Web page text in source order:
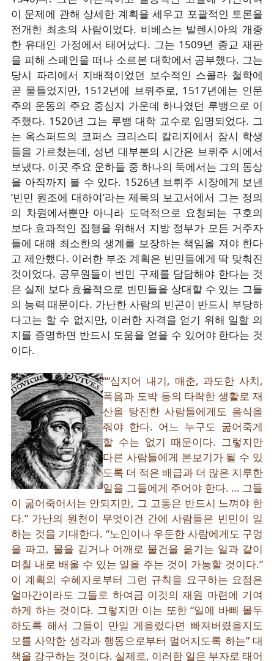
이 문제에 관해 상세한 계획을 세우고 포괄적인 토론을
전개한 최초의 사람이었다. 비베스는 발렌시아의 개종
한 유대인 가정에서 태어났다. 그는 1509년 종교 재판
을 피해 스페인을 떠나 소르본 대학에서 공부했다. 그는
당시 파리에서 지배적이었던 보수적인 스콜라 철학에
곧 물들었지만, 1512년에 브뤼주로, 1517년에는 인문
주의 운동의 주요 중심지 가운데 하나였던 루뱅으로 이
주했다. 1520년 그는 루뱅 대학 교수로 임명되었다. 그
는 옥스퍼드의 코퍼스 크리스티 칼리지에서 잠시 학생
들을 가르쳤는데, 성년 대부분의 시간은 브뤼주 시에서
보냈다. 이곳 주요 운하들 중 하나의 둑에서는 그의 동상
을 아직까지 볼 수 있다. 1526년 브뤼주 시장에게 보낸
‘빈민 원조에 대하여’라는 제목의 보고서에서 그는 정의
의 차원에서뿐만 아니라 도덕적으로 요청되는 구호의
보다 효과적인 집행을 위해서 지방 정부가 모든 거주자
들에 대해 최소한의 생계를 보장하는 책임을 져야 한다
고 제안했다. 이러한 부조 계획은 빈민들에게 딱 맞춰진
것이었다. 공무원들이 빈민 구제를 담담해야 한다는 것
은 실제 보다 효율적으로 빈민들을 상대할 수 있는 그들
의 능력 때문이다. 가난한 사람의 빈곤이 반드시 부당하
다고는 할 수 없지만, 이러한 자격을 얻기 위해 일할 의
지를 증명하면 반드시 도움을 얻을 수 있어야 한다는 것
이다.
““심지어 내기, 매춘, 과도한 사치,
폭음과 도박 등의 타락한 생활로 재
산을 탕진한 사람들에게도 음식을
줘야 한다. 어느 누구도 굶어죽게
할 수는 없기 때문이다. 그렇지만
다른 사람들에게 본보기가 될 수 있
도록 더 적은 배급과 더 많은 지루한
일을 그들에게 주어야 한다. … 그들
이 굶어죽어서는 안되지만, 그 고통은 반드시 느껴야 한
다.” 가난의 원천이 무엇이건 간에 사람들은 빈민이 일
하는 것을 기대한다. “노인이나 우둔한 사람에게도 구멍
을 파고, 물을 긷거나 어깨로 물건을 옮기는 일과 같이
며칠 내로 배울 수 있는 일을 주는 것이 가능할 것이다.”
이 계획의 수혜자로부터 그런 규칙을 요구하는 요점은
얼마간이라도 그들로 하여금 이것의 재원 마련에 기여
하게 하는 것이다. 그렇지만 이는 또한 “일에 바삐 몰두
하도록 해서 그들이 만일 게을렀다면 빠져버렸을지도
모를 사악한 생각과 행동으로부터 멀어지도록 하는” 대
책을 강구하는 것이다. 실제로, 이러한 일은 부자로 태어